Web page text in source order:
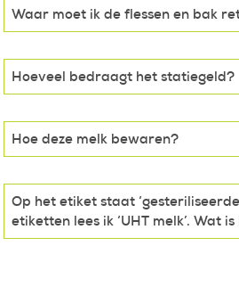
Waar moet ik de flessen en bak
Hoeveel bedraagt het statiegeld?
Hoe deze melk bewaren?
Op het etiket staat
etiketten lees ik ‘UHT melk’. Wat